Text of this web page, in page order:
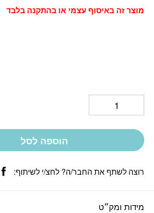
מוצר זה באיסוף עצמי או בהתקנה בלבד
הוספה לסל
מידות ומק״ט
רוצה לשתף את החבר/ה? לחצ/י לשיתוף: